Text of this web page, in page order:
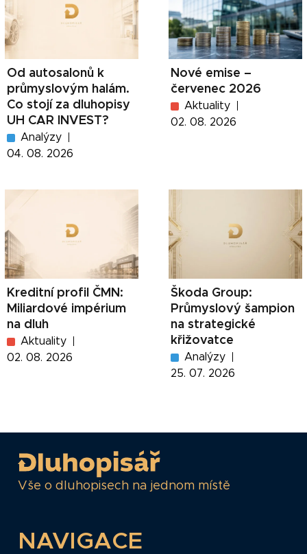
Od autosalonů k
průmyslovým halám.
Co stojí za dluhopisy
UH CAR INVEST?
Analýzy
04. 08. 2026
Nové emise –
červenec 2026
Aktuality
02. 08. 2026
Kreditní profil ČMN:
Miliardové impérium
na dluh
Aktuality
02. 08. 2026
Škoda Group:
Průmyslový šampion
na strategické
křižovatce
Analýzy
25. 07. 2026
Vše o dluhopisech na jednom místě
NAVIGACE